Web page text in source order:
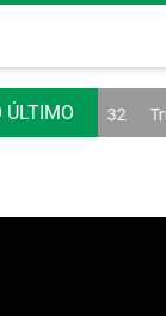
hasta 2032